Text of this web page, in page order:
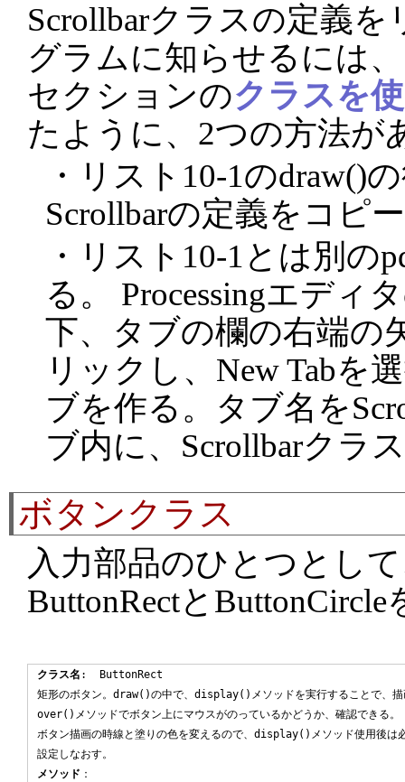
Scrollbarクラスの定義を
グラムに知らせるには
セクションのクラスを
たように、2つの方法が
・リスト10-1のdraw()
Scrollbarの定義をコピ
・リスト10-1とは別の
る。 Processingエディ
下、タブの欄の右端の
リックし、New Tabを
ブを作る。タブ名を
ブ内に、Scrollbarクラ
ボタンクラス
入力部品のひとつとし
ButtonRectと
クラス名 :  ButtonRect
矩形のボタン。draw()の中で、display()メソッドを実行することで、描
over()メソッドでボタン上にマウスがのっているかどうか、確認できる。
ボタン描画の時線と塗りの色を変えるので、display()メソッド使用後は
メソッド ：